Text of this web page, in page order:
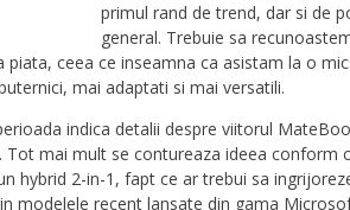
primul rand de trend, dar si de
general. Trebuie sa
ceea ce inseamna ca asistam la o
mai adaptati si mai versatili.
indica detalii despre viitorul
mai mult se contureaza ideea conform
hybrid 2-in-1, fapt ce ar trebui sa
modelele recent lansate din gama